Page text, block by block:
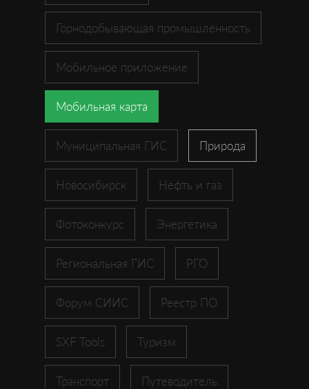
Горнодобывающая промышленность
Мобильное приложение
Мобильная карта
Муниципальная ГИС Природа
Новосибирск Нефть и газ
Фотоконкурс Энергетика
Региональная ГИС РГО
Форум СИИС Реестр ПО
SXF Tools Туризм
Транспорт Путеводитель